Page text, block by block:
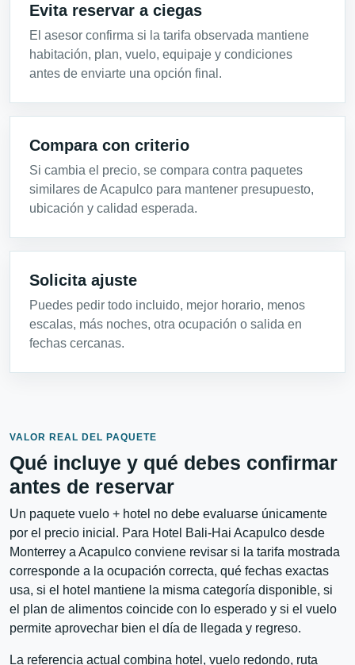
Evita reservar a ciegas
El asesor confirma si la tarifa observada mantiene
habitación, plan, vuelo, equipaje y condiciones
antes de enviarte una opción final.
Compara con criterio
Si cambia el precio, se compara contra paquetes
similares de Acapulco para mantener presupuesto,
ubicación y calidad esperada.
Solicita ajuste
Puedes pedir todo incluido, mejor horario, menos
escalas, más noches, otra ocupación o salida en
fechas cercanas.
VALOR REAL DEL PAQUETE
Qué incluye y qué debes confirmar
antes de reservar
Un paquete vuelo + hotel no debe evaluarse únicamente
por el precio inicial. Para Hotel Bali-Hai Acapulco desde
Monterrey a Acapulco conviene revisar si la tarifa mostrada
corresponde a la ocupación correcta, qué fechas exactas
usa, si el hotel mantiene la misma categoría disponible, si
el plan de alimentos coincide con lo esperado y si el vuelo
permite aprovechar bien el día de llegada y regreso.
La referencia actual combina hotel, vuelo redondo, ruta